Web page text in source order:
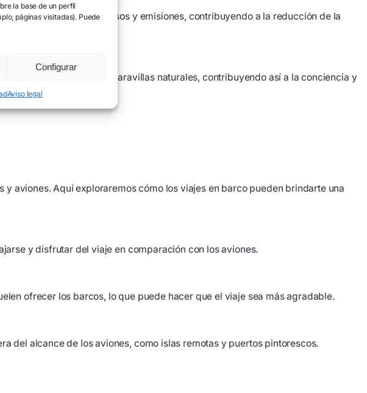
la base de un perfil
páginas visitadas). Puede
Configurar
Aviso legal
en términos de recursos y emisiones, contribuyendo a la reducción de la
la vida marina y las maravillas naturales, contribuyendo así a la conciencia y
aviones. Aquí exploraremos cómo los viajes en barco pueden brindarte una
y disfrutar del viaje en comparación con los aviones.
ofrecer los barcos, lo que puede hacer que el viaje sea más agradable.
del alcance de los aviones, como islas remotas y puertos pintorescos.